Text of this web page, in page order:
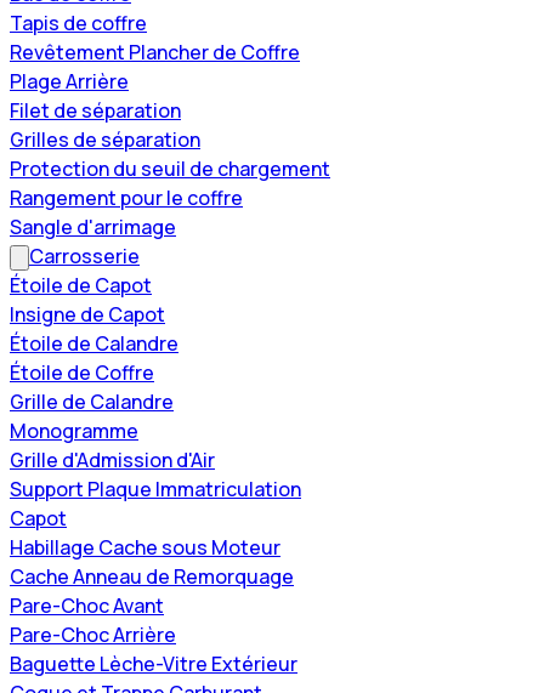
Tapis de coffre
Revêtement Plancher de Coffre
Plage Arrière
Filet de séparation
Grilles de séparation
Protection du seuil de chargement
Rangement pour le coffre
Sangle d'arrimage
Carrosserie
Étoile de Capot
Insigne de Capot
Étoile de Calandre
Étoile de Coffre
Grille de Calandre
Monogramme
Grille d'Admission d'Air
Support Plaque Immatriculation
Capot
Habillage Cache sous Moteur
Cache Anneau de Remorquage
Pare-Choc Avant
Pare-Choc Arrière
Baguette Lèche-Vitre Extérieur